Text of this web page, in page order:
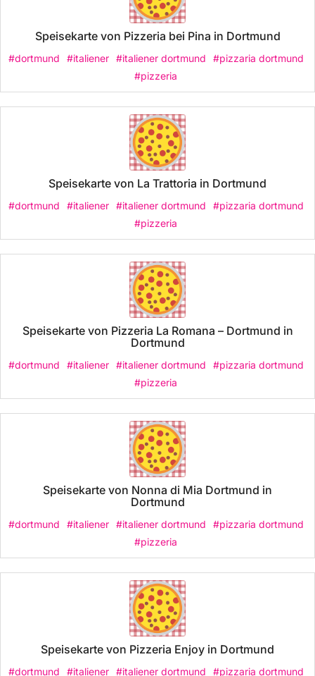
Speisekarte von Pizzeria bei Pina in Dortmund
#dortmund #italiener #italiener dortmund
#pizzaria dortmund
#pizzeria
Speisekarte von La Trattoria in Dortmund
#dortmund #italiener #italiener dortmund
#pizzaria dortmund
#pizzeria
Speisekarte von Pizzeria La Romana – Dortmund in
Dortmund
#dortmund #italiener #italiener dortmund
#pizzaria dortmund
#pizzeria
Speisekarte von Nonna di Mia Dortmund in
Dortmund
#dortmund #italiener #italiener dortmund
#pizzaria dortmund
#pizzeria
Speisekarte von Pizzeria Enjoy in Dortmund
#dortmund #italiener #italiener dortmund #pizzaria dortmund